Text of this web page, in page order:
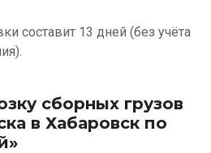
составит 13 дней (без учёта
сборных грузов
в Хабаровск по